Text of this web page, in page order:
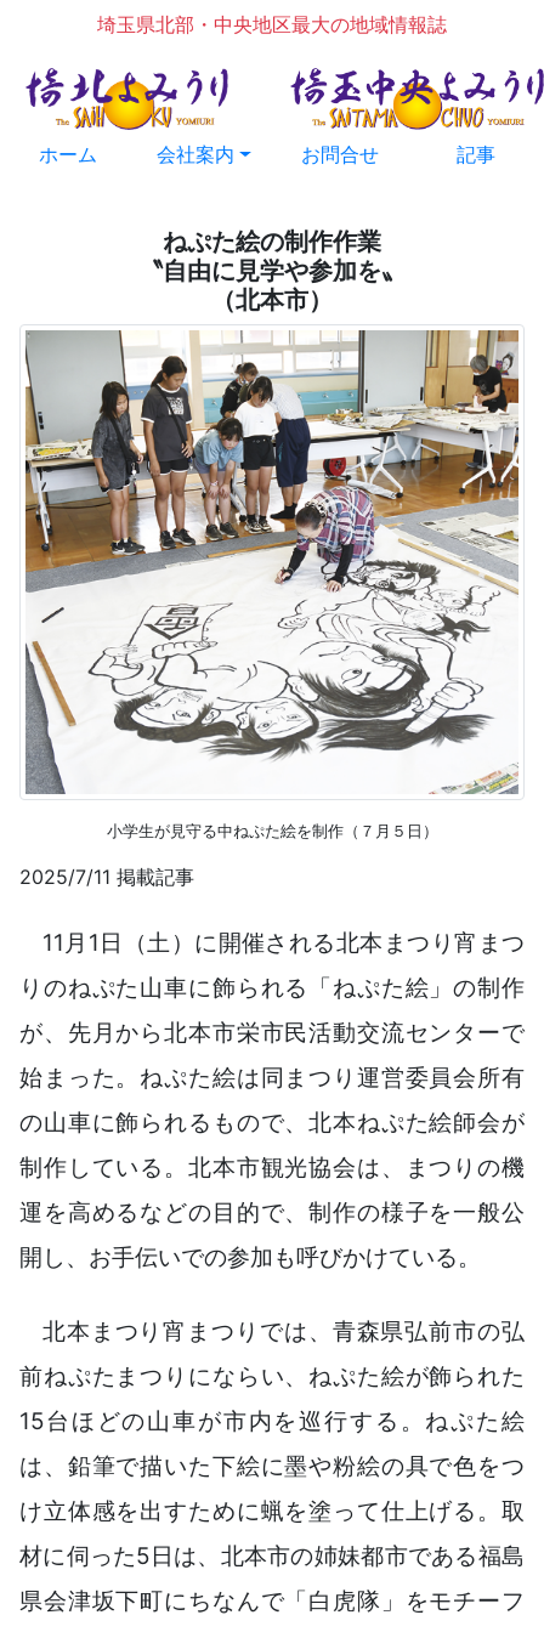
埼玉県北部・中央地区最大の地域情報誌
ホーム 会社案内 お問合せ 記事
ねぷた絵の制作作業
〝自由に見学や参加を〟
（北本市）
小学生が見守る中ねぷた絵を制作（７月５日）
2025/7/11 掲載記事
11月1日（土）に開催される北本まつり宵まつ
りのねぷた山車に飾られる「ねぷた絵」の制作
が、先月から北本市栄市民活動交流センターで
始まった。ねぷた絵は同まつり運営委員会所有
の山車に飾られるもので、北本ねぷた絵師会が
制作している。北本市観光協会は、まつりの機
運を高めるなどの目的で、制作の様子を一般公
開し、お手伝いでの参加も呼びかけている。
北本まつり宵まつりでは、青森県弘前市の弘
前ねぷたまつりにならい、ねぷた絵が飾られた
15台ほどの山車が市内を巡行する。ねぷた絵
は、鉛筆で描いた下絵に墨や粉絵の具で色をつ
け立体感を出すために蝋を塗って仕上げる。取
材に伺った5日は、北本市の姉妹都市である福島
県会津坂下町にちなんで「白虎隊」をモチーフ